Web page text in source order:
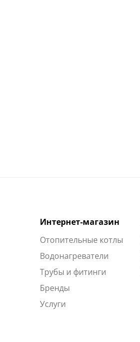
Интернет-магазин
Отопительные котлы
Водонагреватели
Трубы и фитинги
Бренды
Услуги